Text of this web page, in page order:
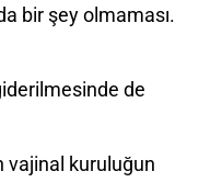
bir şey olmaması.
de
vajinal kuruluğun